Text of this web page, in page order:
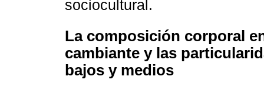
sociocultural.
La composición corporal
cambiante y las
bajos y medios